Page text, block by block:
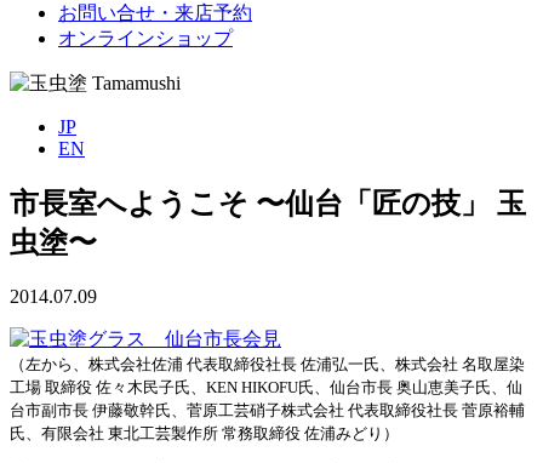
お問い合せ・来店予約
オンラインショップ
JP
EN
市長室へようこそ 〜仙台「匠の技」 玉
虫塗〜
2014.07.09
（左から、株式会社佐浦 代表取締役社長 佐浦弘一氏、株式会社 名取屋染
工場 取締役 佐々木民子氏、KEN HIKOFU氏、仙台市長 奥山恵美子氏、仙
台市副市長 伊藤敬幹氏、菅原工芸硝子株式会社 代表取締役社長 菅原裕輔
氏、有限会社 東北工芸製作所 常務取締役 佐浦みどり）